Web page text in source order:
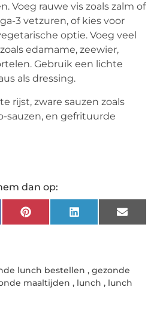
Voeg rauwe vis zoals zalm of
3 vetzuren, of kies voor
optie. Voeg veel
edamame, zeewier,
Gebruik een lichte
als dressing.
rijst, zware sauzen zoals
sauzen, en gefrituurde
dan op:
PinterestLinkedInEmail
lunch bestellen ,gezonde
maaltijden , lunch , lunch